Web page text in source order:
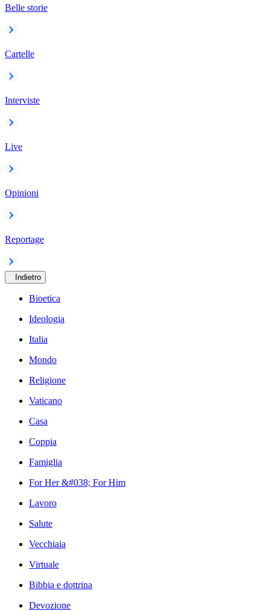
Belle storie
Cartelle
Interviste
Live
Opinioni
Reportage
Indietro
Bioetica
Ideologia
Italia
Mondo
Religione
Vaticano
Casa
Coppia
Famiglia
For Her &#038; For Him
Lavoro
Salute
Vecchiaia
Virtuale
Bibbia e dottrina
Devozione